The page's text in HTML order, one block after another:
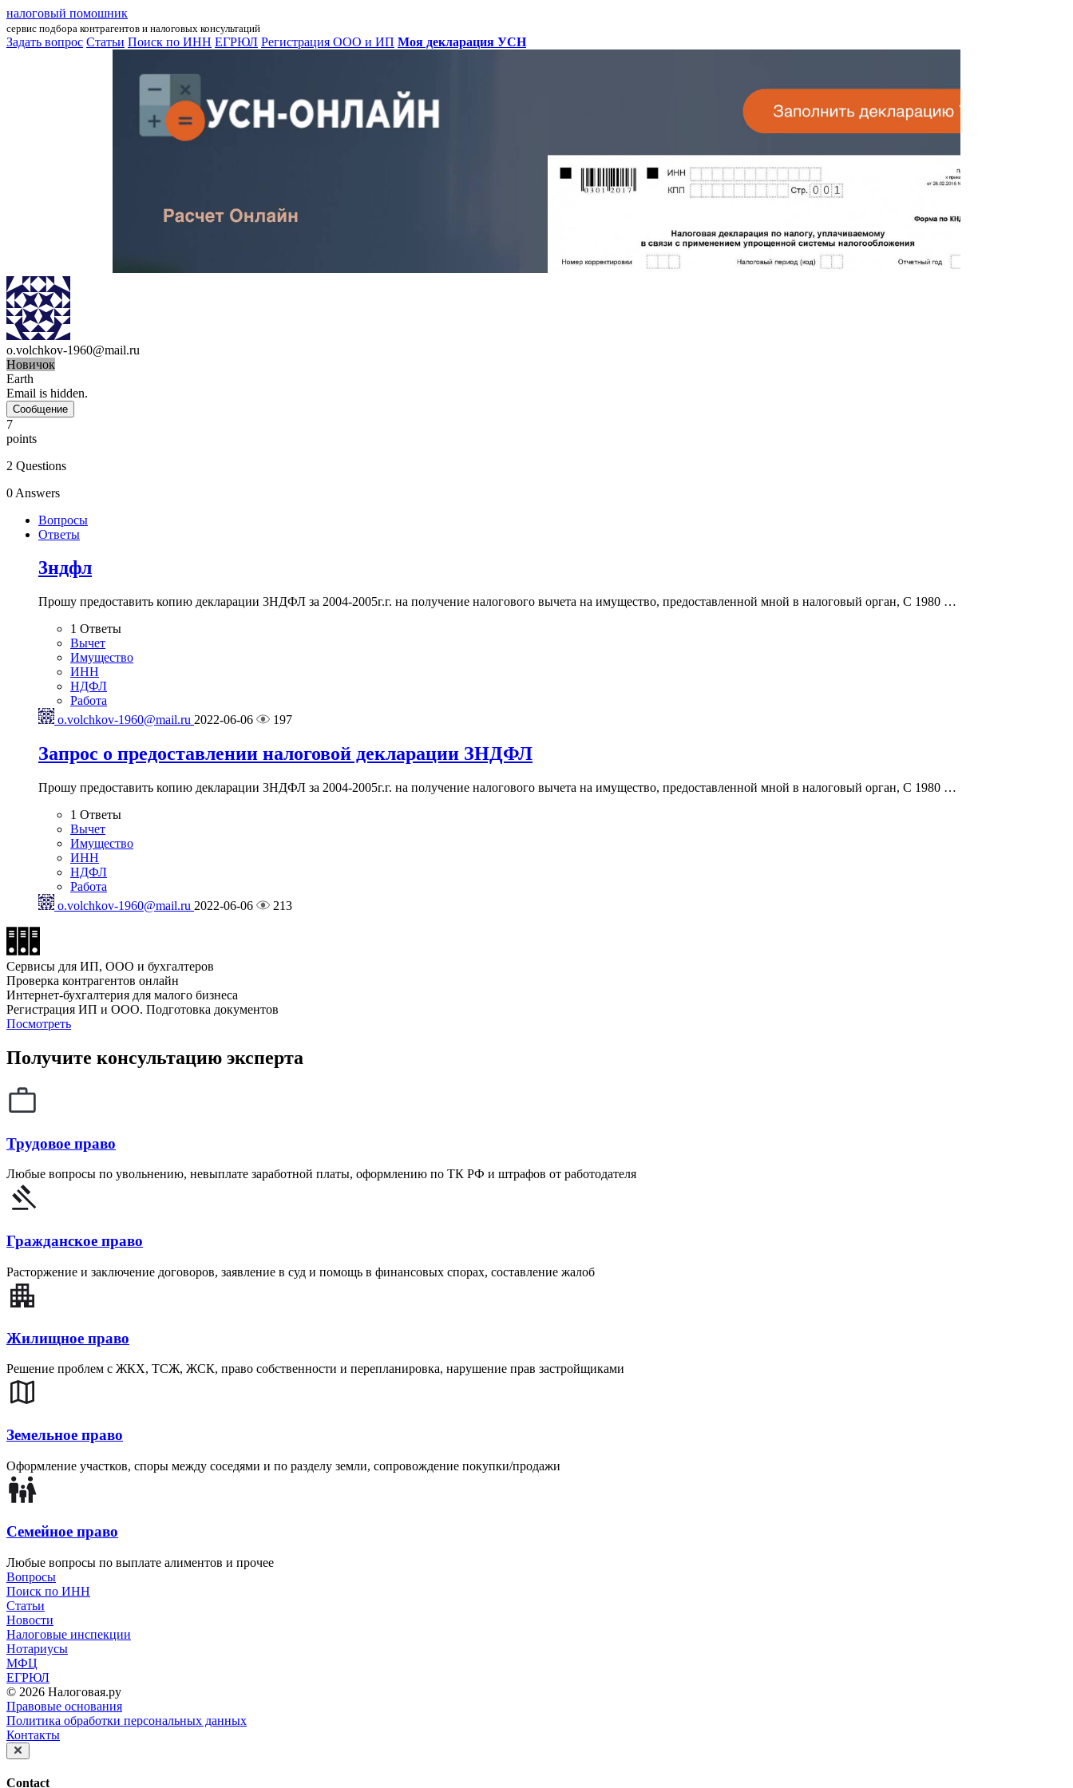
налоговый помошник
сервис подбора контрагентов и налоговых консультаций
Задать вопрос Статьи Поиск по ИНН ЕГРЮЛ Регистрация ООО и ИП Моя декларация УСН
o.volchkov-1960@mail.ru
Новичок
Earth
Email is hidden.
Сообщение
7
points
2 Questions
0 Answers
Вопросы
Ответы
3ндфл
Прошу предоставить копию декларации 3НДФЛ за 2004-2005г.г. на получение налогового вычета на имущество, предоставленной мной в налоговый орган, С 1980 …
1 Ответы
Вычет
Имущество
ИНН
НДФЛ
Работа
o.volchkov-1960@mail.ru 2022-06-06 197
Запрос о предоставлении налоговой декларации ЗНДФЛ
Прошу предоставить копию декларации 3НДФЛ за 2004-2005г.г. на получение налогового вычета на имущество, предоставленной мной в налоговый орган, С 1980 …
1 Ответы
Вычет
Имущество
ИНН
НДФЛ
Работа
o.volchkov-1960@mail.ru 2022-06-06 213
Сервисы для ИП, ООО и бухгалтеров
Проверка контрагентов онлайн
Интернет-бухгалтерия для малого бизнеса
Регистрация ИП и ООО. Подготовка документов
Посмотреть
Получите консультацию эксперта
Трудовое право
Любые вопросы по увольнению, невыплате заработной платы, оформлению по ТК РФ и штрафов от работодателя
Гражданское право
Расторжение и заключение договоров, заявление в суд и помощь в финансовых спорах, составление жалоб
Жилищное право
Решение проблем с ЖКХ, ТСЖ, ЖСК, право собственности и перепланировка, нарушение прав застройщиками
Земельное право
Оформление участков, споры между соседями и по разделу земли, сопровождение покупки/продажи
Семейное право
Любые вопросы по выплате алиментов и прочее
Вопросы
Поиск по ИНН
Статьи
Новости
Налоговые инспекции
Нотариусы
МФЦ
ЕГРЮЛ
© 2026 Налоговая.ру
Правовые основания
Политика обработки персональных данных
Контакты
Contact